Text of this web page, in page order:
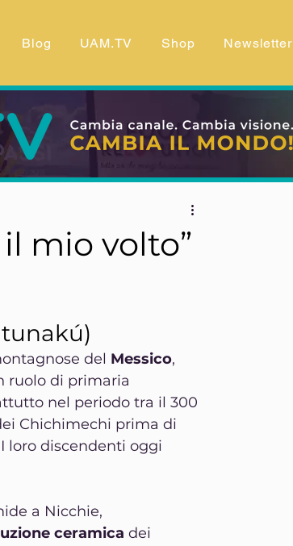
Blog UAM.TV Shop Newsletter
mio volto”
del Messico,
ruolo di primaria
nel periodo tra il 300
Chichimechi prima di
I loro discendenti oggi
a Nicchie,
ceramica dei